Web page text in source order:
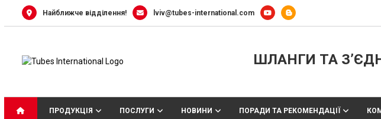
Найближче відділення! lviv@tubes-international.com
ШЛАНГИ ТА
ПРОДУКЦІЯ ПОСЛУГИ НОВИНИ ПОРАДИ ТА РЕКОМЕНДАЦІЇ